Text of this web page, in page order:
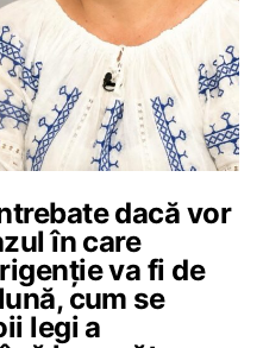
dacă vor
în care
va fi de
cum se
legi a